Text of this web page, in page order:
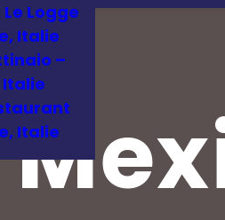
Logge
Italie
–
Italie
Italie